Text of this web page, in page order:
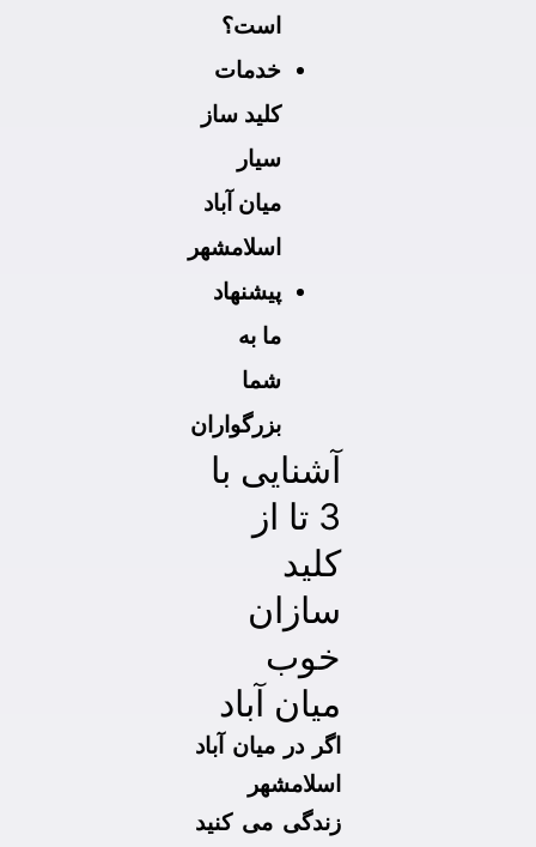
است؟
خدمات
کلید ساز
سیار
میان آباد
اسلامشهر
پیشنهاد
ما به
شما
بزرگواران
آشنایی با
3 تا از
کلید
سازان
خوب
میان آباد
اگر در میان آباد
اسلامشهر
زندگی می کنید